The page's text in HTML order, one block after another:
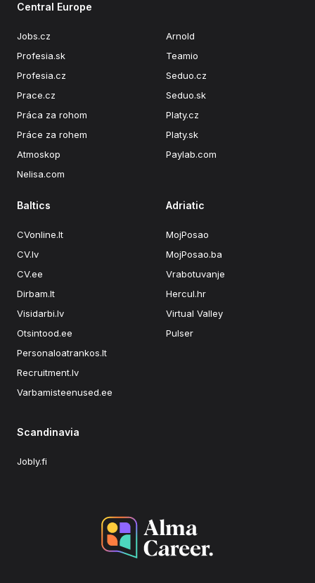
Central Europe
Jobs.cz
Profesia.sk
Profesia.cz
Prace.cz
Práca za rohom
Práce za rohem
Atmoskop
Nelisa.com
Arnold
Teamio
Seduo.cz
Seduo.sk
Platy.cz
Platy.sk
Paylab.com
Baltics
CVonline.lt
CV.lv
CV.ee
Dirbam.lt
Visidarbi.lv
Otsintood.ee
Personaloatrankos.lt
Recruitment.lv
Varbamisteenused.ee
Adriatic
MojPosao
MojPosao.ba
Vrabotuvanje
Hercul.hr
Virtual Valley
Pulser
Scandinavia
Jobly.fi